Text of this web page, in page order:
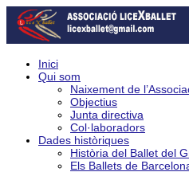
Inici
Qui som
Naixement de
Objectius
Junta directiva
Col·laboradors
Dades històriques
Història del Ballet del
Els Ballets de